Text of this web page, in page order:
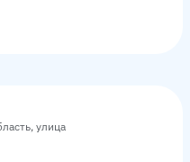
улица